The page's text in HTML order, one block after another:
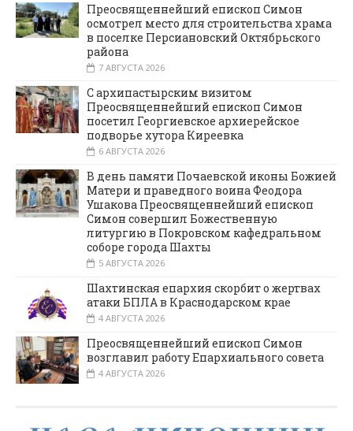
Преосвященнейший епископ Симон
осмотрел место для строительства храма
в поселке Персиановский Октябрьского
района
7 АВГУСТА 2026
С архипастырским визитом
Преосвященнейший епископ Симон
посетил Георгиевское архиерейское
подворье хутора Киреевка
6 АВГУСТА 2026
В день памяти Почаевской иконы Божией
Матери и праведного воина Феодора
Ушакова Преосвященнейший епископ
Симон совершил Божественную
литургию в Покровском кафедральном
соборе города Шахты
5 АВГУСТА 2026
Шахтинская епархия скорбит о жертвах
атаки БПЛА в Краснодарском крае
4 АВГУСТА 2026
Преосвященнейший епископ Симон
возглавил работу Епархиального совета
4 АВГУСТА 2026